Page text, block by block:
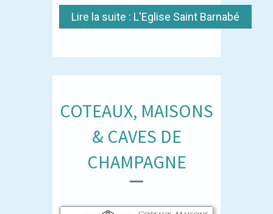
Lire la suite : L'Eglise Saint Barnabé
COTEAUX, MAISONS
& CAVES DE
CHAMPAGNE